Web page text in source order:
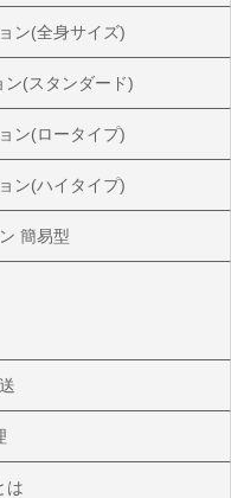
ン(全身サイズ)
ン(スタンダード)
ン(ロータイプ)
ン(ハイタイプ)
簡易型
は